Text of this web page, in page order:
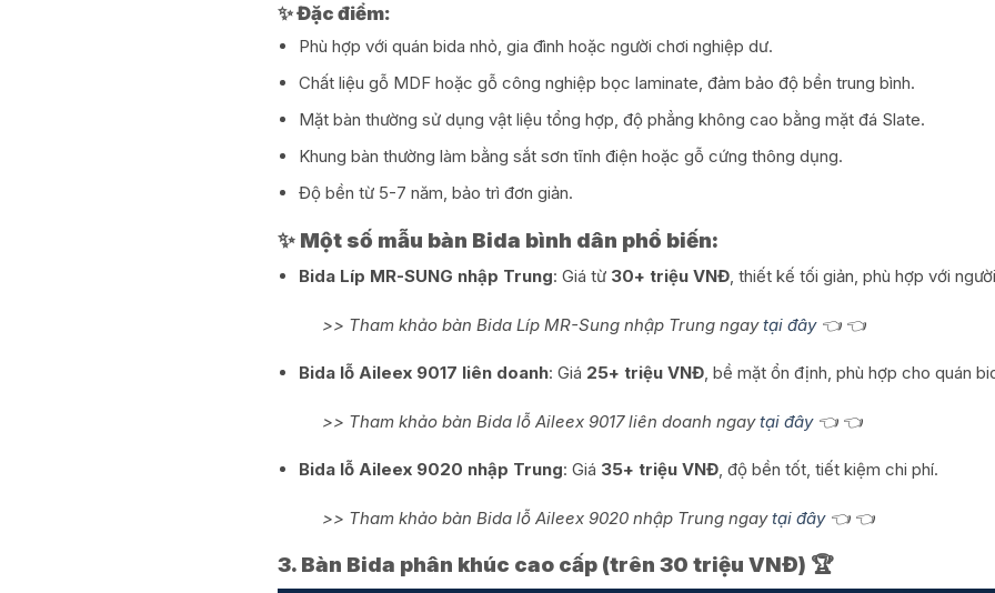
✨ Đặc điểm:
Phù hợp với quán bida nhỏ, gia đình hoặc người chơi nghiệp dư.
Chất liệu gỗ MDF hoặc gỗ công nghiệp bọc laminate, đảm bảo độ bền trung bình.
Mặt bàn thường sử dụng vật liệu tổng hợp, độ phẳng không cao bằng mặt đá Slate.
Khung bàn thường làm bằng sắt sơn tĩnh điện hoặc gỗ cứng thông dụng.
Độ bền từ 5-7 năm, bảo trì đơn giản.
✨ Một số mẫu bàn Bida bình dân phổ biến:
Bida Líp MR-SUNG nhập Trung: Giá từ 30+ triệu VNĐ, thiết kế tối giản, phù hợp với
>> Tham khảo bàn Bida Líp MR-Sung nhập Trung ngaytại đây👈 👈
Bida lỗ Aileex 9017 liên doanh: Giá 25+ triệu VNĐ, bề mặt ổn định, phù hợp cho quán
>> Tham khảo bàn Bida lỗ Aileex 9017 liên doanh ngaytại đây👈 👈
Bida lỗ Aileex 9020 nhập Trung: Giá 35+ triệu VNĐ, độ bền tốt, tiết kiệm chi phí.
>> Tham khảo bàn Bida lỗ Aileex 9020 nhập Trung ngaytại đây👈 👈
3. Bàn Bida phân khúc cao cấp (trên 30 triệu VNĐ) 🏆